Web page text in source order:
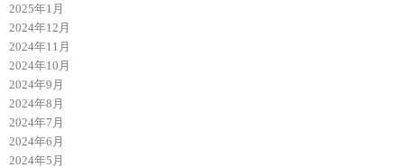
2025年1月
2024年12月
2024年11月
2024年10月
2024年9月
2024年8月
2024年7月
2024年6月
2024年5月